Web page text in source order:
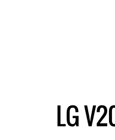
LG